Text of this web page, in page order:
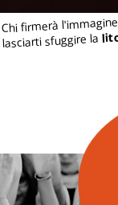
Chi firmerà
lasciarti sfuggire la